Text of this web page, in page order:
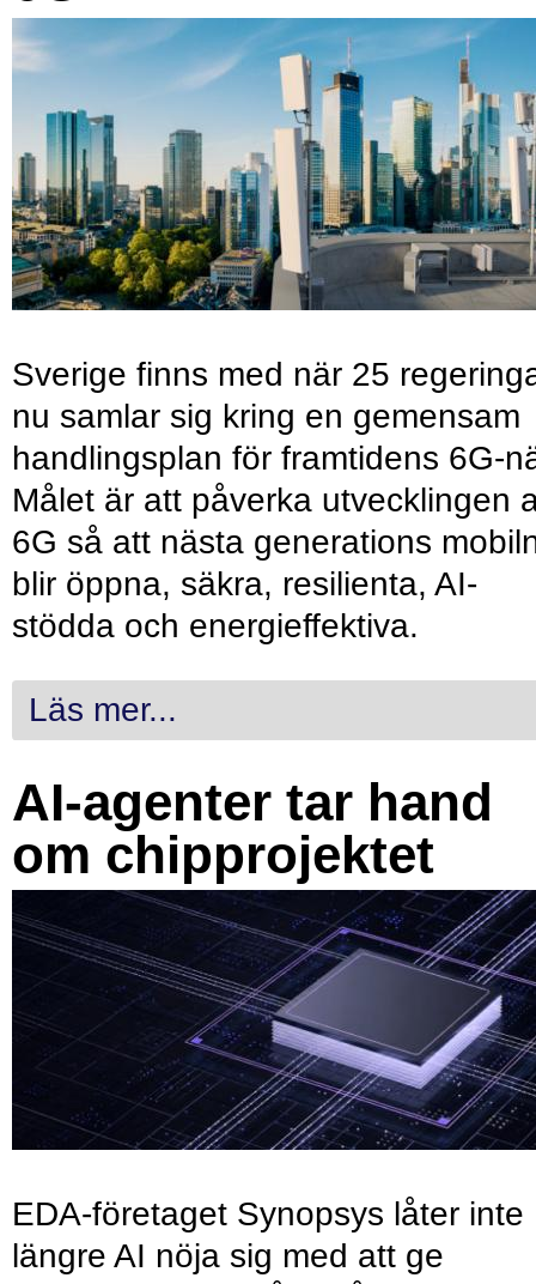
Sverige finns med när 25
nu samlar sig kring en gemensam
handlingsplan för framtidens 6G-
Målet är att påverka utvecklingen
6G så att nästa generations
blir öppna, säkra, resilienta, AI-
stödda och energieffektiva.
Läs mer...
AI-agenter tar hand
om chipprojektet
EDA-företaget Synopsys låter inte
längre AI nöja sig med att ge